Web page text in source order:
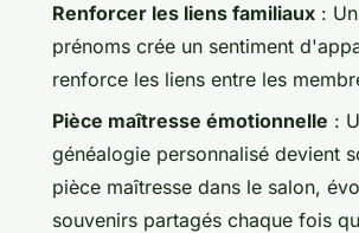
Renforcer les liens familiaux :
prénoms crée un sentiment
renforce les liens entre les
Pièce maîtresse émotionnelle :
généalogie personnalisé devient
pièce maîtresse dans le salon,
souvenirs partagés chaque fois